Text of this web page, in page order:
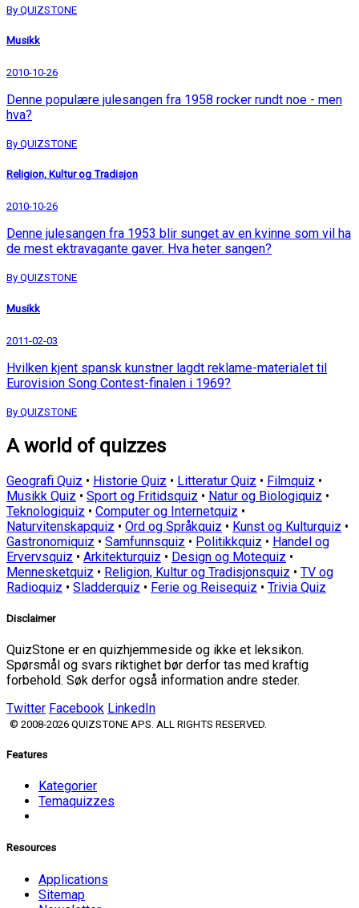
By QUIZSTONE
Musikk
2010-10-26
Denne populære julesangen fra 1958 rocker rundt noe - men
hva?
By QUIZSTONE
Religion, Kultur og Tradisjon
2010-10-26
Denne julesangen fra 1953 blir sunget av en kvinne som vil ha
de mest ektravagante gaver. Hva heter sangen?
By QUIZSTONE
Musikk
2011-02-03
Hvilken kjent spansk kunstner lagdt reklame-materialet til
Eurovision Song Contest-finalen i 1969?
By QUIZSTONE
A world of quizzes
Geografi Quiz • Historie Quiz • Litteratur Quiz • Filmquiz •
Musikk Quiz • Sport og Fritidsquiz • Natur og Biologiquiz •
Teknologiquiz • Computer og Internetquiz •
Naturvitenskapquiz • Ord og Språkquiz • Kunst og Kulturquiz •
Gastronomiquiz • Samfunnsquiz • Politikkquiz • Handel og
Ervervsquiz • Arkitekturquiz • Design og Motequiz •
Mennesketquiz • Religion, Kultur og Tradisjonsquiz • TV og
Radioquiz • Sladderquiz • Ferie og Reisequiz • Trivia Quiz
Disclaimer
QuizStone er en quizhjemmeside og ikke et leksikon.
Spørsmål og svars riktighet bør derfor tas med kraftig
forbehold. Søk derfor også information andre steder.
Twitter Facebook LinkedIn
© 2008-2026 QUIZSTONE APS. ALL RIGHTS RESERVED.
Features
Kategorier
Temaquizzes
Resources
Applications
Sitemap